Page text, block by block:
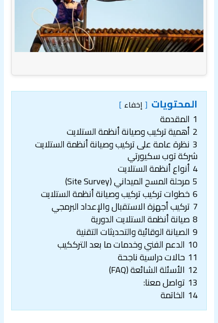
المحتويات إخفاء
1 المقدمة
2 أهمية تركيب وصيانة أنظمة الستلايت
3 نظرة عامة على تركيب وصيانة أنظمة الستلايت
شركة توب سكيورتي
4 أنواع أنظمة الستلايت
5مرحلة المسح الميداني (Site Survey)
6خطوات تركيب تركيب وصيانة أنظمة الستلايت
7 تركيب أجهزة الاستقبال والإعداد البرمجي
8صيانة أنظمة الستلايت الدورية
9 الصيانة الوقائية والتحديثات التقنية
10 الدعم الفني وخدمات ما بعد الترككيب
11 حالات دراسية ناجحة
12 الأسئلة الشائعة (FAQ)
13 تواصل معنا:
14 الخاتمة